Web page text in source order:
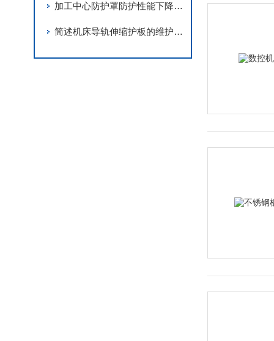
加工中心防护罩防护性能下降问题的深度排查
简述机床导轨伸缩护板的维护保养要点